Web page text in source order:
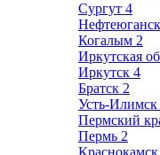
Сургут 4
Нефтеюганск
Когалым 2
Иркутская
Иркутск 4
Братск 2
Усть-Илимск
Пермский
Пермь 2
Краснокамск